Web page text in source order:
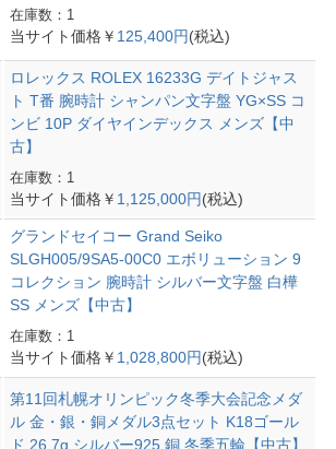
在庫数：1
当サイト価格￥ 125,400円(税込)
ロレックス ROLEX 16233G デイトジャス
ト T番 腕時計 シャンパン文字盤 YG×SS コ
ンビ 10P ダイヤインデックス メンズ【中
古】
在庫数：1
当サイト価格￥ 1,125,000円(税込)
グランドセイコー Grand Seiko
SLGH005/9SA5-00C0 エボリューション 9
コレクション 腕時計 シルバー文字盤 白樺
SS メンズ【中古】
在庫数：1
当サイト価格￥ 1,028,800円(税込)
第11回札幌オリンピック冬季大会記念メダ
ル 金・銀・銅メダル3点セット K18ゴール
ド 26.7g シルバー925 銅 冬季五輪【中古】